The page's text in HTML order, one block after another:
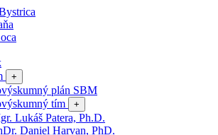
+
plán SBM
tím
+
Lukáš Patera, Ph.D.
Daniel Harvan, PhD.